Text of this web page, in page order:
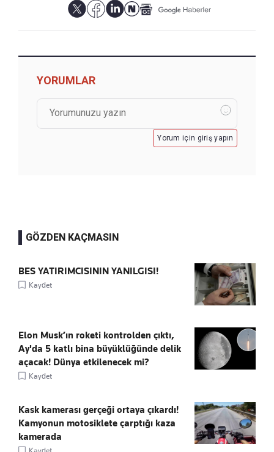
YORUMLAR
Yorum için giriş yapın
GÖZDEN KAÇMASIN
BES YATIRIMCISININ YANILGISI!
Kaydet
Elon Musk’ın roketi kontrolden çıktı,
Ay'da 5 katlı bina büyüklüğünde delik
açacak! Dünya etkilenecek mi?
Kaydet
Kask kamerası gerçeği ortaya çıkardı!
Kamyonun motosiklete çarptığı kaza
kamerada